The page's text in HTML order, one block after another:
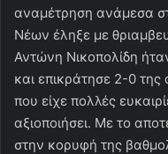
αναμέτρηση ανάμεσα
Νέων έληξε με
Αντώνη Νικοπολίδη
και επικράτησε 2-0 της
που είχε πολλές
αξιοποιήσει. Με το
στην κορυφή της